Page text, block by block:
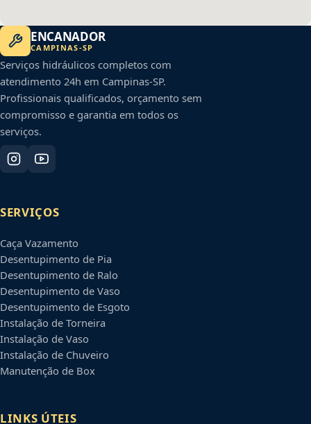
ENCANADOR
CAMPINAS-SP
Serviços hidráulicos completos com
atendimento 24h em Campinas-SP.
Profissionais qualificados, orçamento sem
compromisso e garantia em todos os
serviços.
SERVIÇOS
Caça Vazamento
Desentupimento de Pia
Desentupimento de Ralo
Desentupimento de Vaso
Desentupimento de Esgoto
Instalação de Torneira
Instalação de Vaso
Instalação de Chuveiro
Manutenção de Box
LINKS ÚTEIS